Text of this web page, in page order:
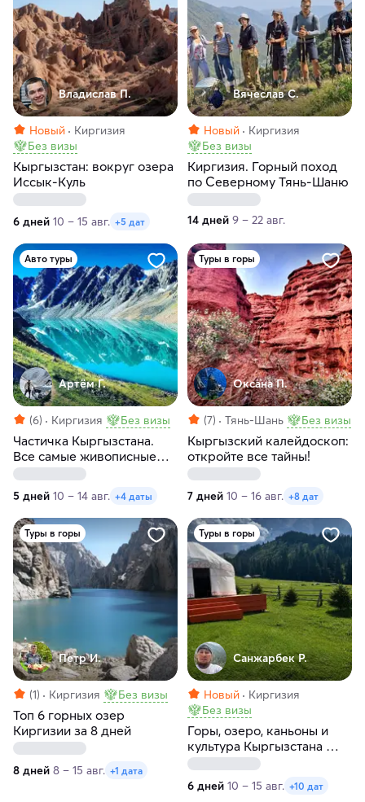
Владислав П.
Новый
Киргизия
Без визы
Кыргызстан: вокруг озера
Иссык-Куль
6 дней 10 – 15 авг. +5 дат
Вячеслав С.
Новый
Киргизия
Без визы
Киргизия. Горный поход
по Северному Тянь-Шаню
14 дней 9 – 22 авг.
Авто туры
Артём Г.
(6) Киргизия Без визы
Частичка Кыргызстана.
Все самые живописные
озера Кыргызстана за пять
5 дней 10 – 14 авг. +4 даты
Туры в горы
Оксана П.
(7) Тянь-Шань Без визы
Кыргызский калейдоскоп:
откройте все тайны!
7 дней 10 – 16 авг. +8 дат
Туры в горы
Петр И.
(1) Киргизия Без визы
Топ 6 горных озер
Киргизии за 8 дней
8 дней 8 – 15 авг. +1 дата
Туры в горы
Санжарбек Р.
Новый
Киргизия
Без визы
Горы, озеро, каньоны и
культура Кыргызстана —
насыщенный тур с
природой, отдыхом и
душевной атмосферой
6 дней 10 – 15 авг. +10 дат